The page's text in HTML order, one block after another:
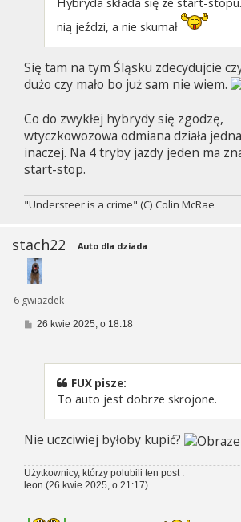
nią jeździ, a nie skumał
Się tam na tym Śląsku zdecydujcie
dużo czy mało bo już sam nie wiem.
Co do zwykłej hybrydy się zgodzę,
wtyczkowozowa odmiana działa
inaczej. Na 4 tryby jazdy jeden ma
start-stop.
"Understeer is a crime" (C) Colin McRae
stach22
6 gwiazdek
Auto dla dziada
P26 kwie 2025, o 18:18
FUX pisze:
To auto jest dobrze skrojone.
Nie uczciwiej byłoby kupić?
Użytkownicy, którzy polubili ten post :
leon (26 kwie 2025, o 21:17)